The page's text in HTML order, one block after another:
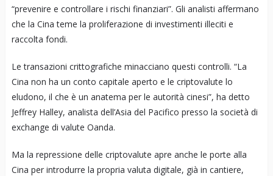
“prevenire e controllare i rischi finanziari”. Gli analisti affermano
che la Cina teme la proliferazione di investimenti illeciti e
raccolta fondi.
Le transazioni crittografiche minacciano questi controlli. “La
Cina non ha un conto capitale aperto e le criptovalute lo
eludono, il che è un anatema per le autorità cinesi”, ha detto
Jeffrey Halley, analista dell’Asia del Pacifico presso la società di
exchange di valute Oanda.
Ma la repressione delle criptovalute apre anche le porte alla
Cina per introdurre la propria valuta digitale, già in cantiere,